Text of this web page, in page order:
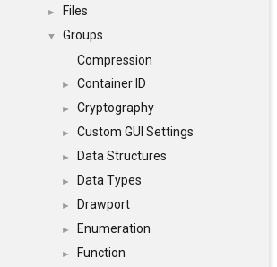
► Files
▼
Groups
Compression
► Container ID
► Cryptography
► Custom GUI Settings
► Data Structures
► Data Types
► Drawport
► Enumeration
► Function